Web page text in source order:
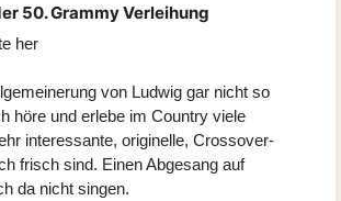
50. Grammy Verleihung
her
von Ludwig gar nicht so
höre und erlebe im Country viele
interessante, originelle, Crossover-
frisch sind. Einen Abgesang auf
da nicht singen.